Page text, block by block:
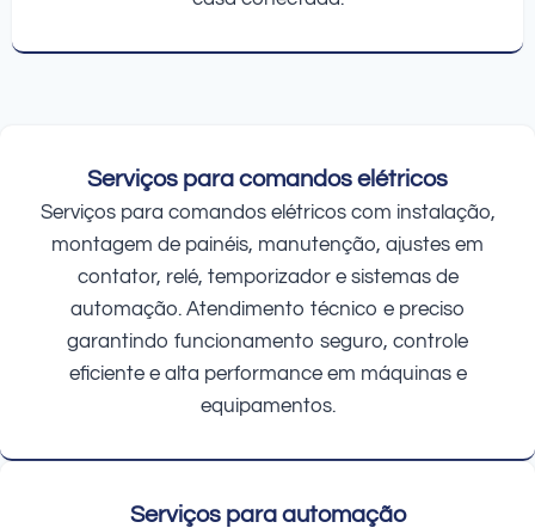
Serviços para comandos elétricos
Serviços para comandos elétricos com instalação,
montagem de painéis, manutenção, ajustes em
contator, relé, temporizador e sistemas de
automação. Atendimento técnico e preciso
garantindo funcionamento seguro, controle
eficiente e alta performance em máquinas e
equipamentos.
Serviços para automação